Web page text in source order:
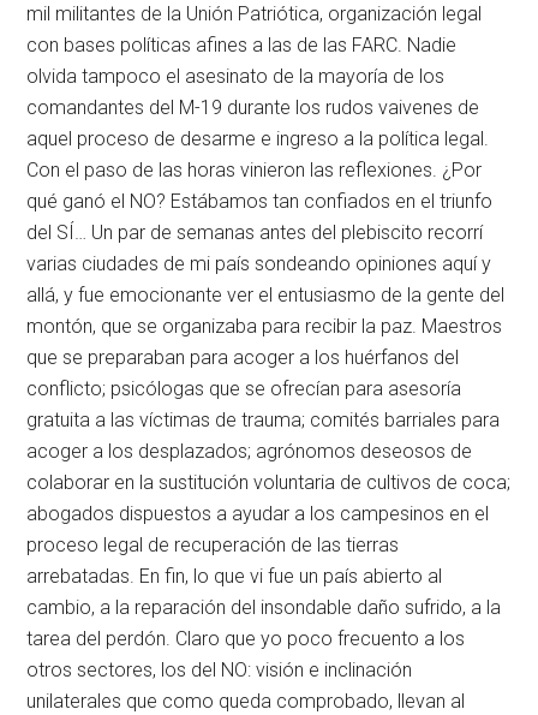
mil militantes de la Unión Patriótica, organización legal
con bases políticas afines a las de las FARC. Nadie
olvida tampoco el asesinato de la mayoría de los
comandantes del M-19 durante los rudos vaivenes de
aquel proceso de desarme e ingreso a la política legal.
Con el paso de las horas vinieron las reflexiones. ¿Por
qué ganó el NO? Estábamos tan confiados en el triunfo
del SÍ… Un par de semanas antes del plebiscito recorrí
varias ciudades de mi país sondeando opiniones aquí y
allá, y fue emocionante ver el entusiasmo de la gente del
montón, que se organizaba para recibir la paz. Maestros
que se preparaban para acoger a los huérfanos del
conflicto; psicólogas que se ofrecían para asesoría
gratuita a las víctimas de trauma; comités barriales para
acoger a los desplazados; agrónomos deseosos de
colaborar en la sustitución voluntaria de cultivos de coca;
abogados dispuestos a ayudar a los campesinos en el
proceso legal de recuperación de las tierras
arrebatadas. En fin, lo que vi fue un país abierto al
cambio, a la reparación del insondable daño sufrido, a la
tarea del perdón. Claro que yo poco frecuento a los
otros sectores, los del NO: visión e inclinación
unilaterales que como queda comprobado, llevan al